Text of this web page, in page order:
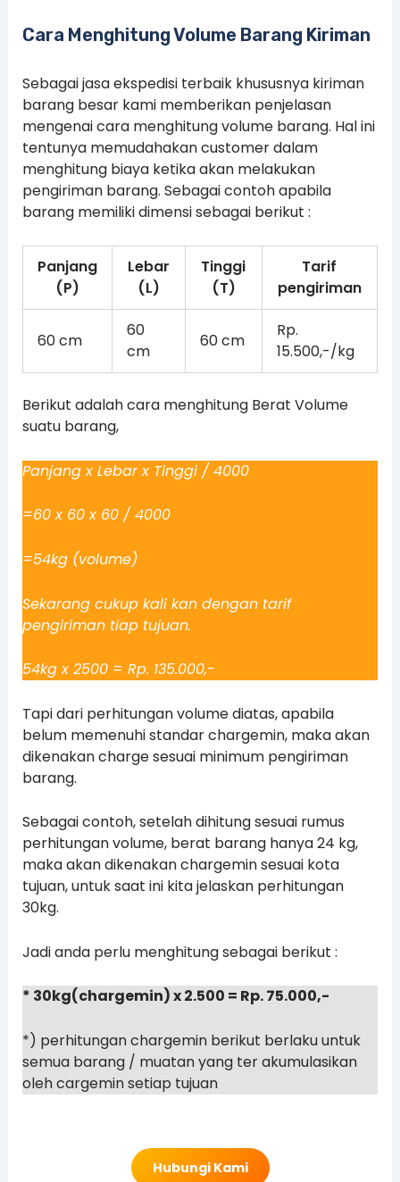
Cara Menghitung Volume Barang Kiriman
Sebagai jasa ekspedisi terbaik khususnya kiriman
barang besar kami memberikan penjelasan
mengenai cara menghitung volume barang. Hal ini
tentunya memudahakan customer dalam
menghitung biaya ketika akan melakukan
pengiriman barang. Sebagai contoh apabila
barang memiliki dimensi sebagai berikut :
Panjang
(P)
Lebar
(L)
Tinggi
(T)
Tarif
pengiriman
60 cm
60
cm
60 cm
Rp.
15.500,-/kg
Berikut adalah cara menghitung Berat Volume
suatu barang,
Panjang x Lebar x Tinggi / 4000
=60 x 60 x 60 / 4000
=54kg (volume)
Sekarang cukup kali kan dengan tarif
pengiriman tiap tujuan.
54kg x 2500 = Rp. 135.000,-
Tapi dari perhitungan volume diatas, apabila
belum memenuhi standar chargemin, maka akan
dikenakan charge sesuai minimum pengiriman
barang.
Sebagai contoh, setelah dihitung sesuai rumus
perhitungan volume, berat barang hanya 24 kg,
maka akan dikenakan chargemin sesuai kota
tujuan, untuk saat ini kita jelaskan perhitungan
30kg.
Jadi anda perlu menghitung sebagai berikut :
* 30kg(chargemin) x 2.500 = Rp. 75.000,-
*) perhitungan chargemin berikut berlaku untuk
semua barang / muatan yang ter akumulasikan
oleh cargemin setiap tujuan
Hubungi Kami